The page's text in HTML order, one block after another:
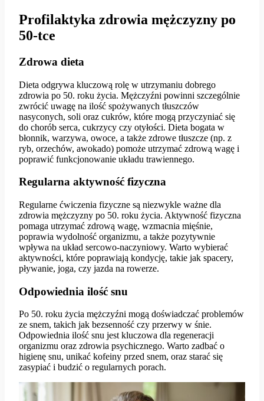
Profilaktyka zdrowia mężczyzny po
50-tce
Zdrowa dieta
Dieta odgrywa kluczową rolę w utrzymaniu dobrego
zdrowia po 50. roku życia. Mężczyźni powinni szczególnie
zwrócić uwagę na ilość spożywanych tłuszczów
nasyconych, soli oraz cukrów, które mogą przyczyniać się
do chorób serca, cukrzycy czy otyłości. Dieta bogata w
błonnik, warzywa, owoce, a także zdrowe tłuszcze (np. z
ryb, orzechów, awokado) pomoże utrzymać zdrową wagę i
poprawić funkcjonowanie układu trawiennego.
Regularna aktywność fizyczna
Regularne ćwiczenia fizyczne są niezwykle ważne dla
zdrowia mężczyzny po 50. roku życia. Aktywność fizyczna
pomaga utrzymać zdrową wagę, wzmacnia mięśnie,
poprawia wydolność organizmu, a także pozytywnie
wpływa na układ sercowo-naczyniowy. Warto wybierać
aktywności, które poprawiają kondycję, takie jak spacery,
pływanie, joga, czy jazda na rowerze.
Odpowiednia ilość snu
Po 50. roku życia mężczyźni mogą doświadczać problemów
ze snem, takich jak bezsenność czy przerwy w śnie.
Odpowiednia ilość snu jest kluczowa dla regeneracji
organizmu oraz zdrowia psychicznego. Warto zadbać o
higienę snu, unikać kofeiny przed snem, oraz starać się
zasypiać i budzić o regularnych porach.